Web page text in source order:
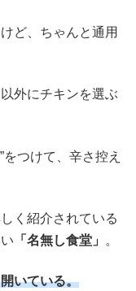
ど、ちゃんと通用
外にチキンを選ぶ
をつけて、辛さ控え
く紹介されている
「名無し食堂」 。
いている。